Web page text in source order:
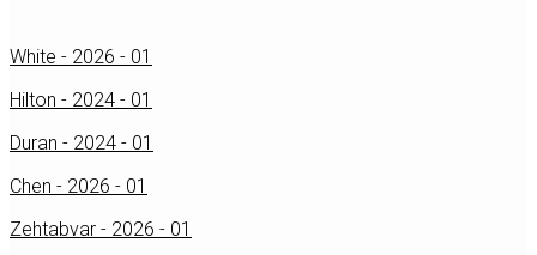
White - 2026 - 01
Hilton - 2024 - 01
Duran - 2024 - 01
Chen - 2026 - 01
Zehtabvar - 2026 - 01